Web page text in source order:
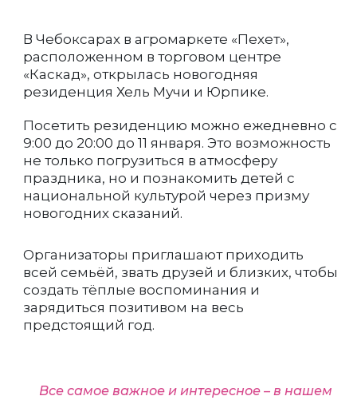
В Чебоксарах в агромаркете «Пехет»,
расположенном в торговом центре
«Каскад», открылась новогодняя
резиденция Хель Мучи и Юрпике.
Посетить резиденцию можно ежедневно с
9:00 до 20:00 до 11 января. Это возможность
не только погрузиться в атмосферу
праздника, но и познакомить детей с
национальной культурой через призму
новогодних сказаний.
Организаторы приглашают приходить
всей семьёй, звать друзей и близких, чтобы
создать тёплые воспоминания и
зарядиться позитивом на весь
предстоящий год.
Все самое важное и интересное – в нашем